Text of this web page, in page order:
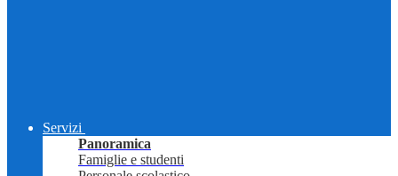
Servizi
Panoramica
Famiglie e studenti